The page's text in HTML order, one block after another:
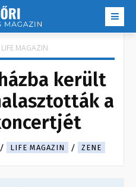
LIFE MAGAZIN
került
a
LIFE MAGAZIN ZENE